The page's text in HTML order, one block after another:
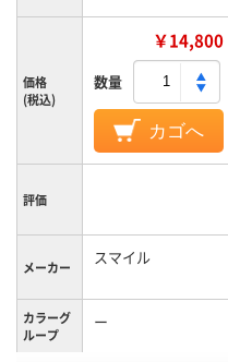
価格
(税込)
￥14,800
数量
カゴへ
評価
メーカー スマイル
カラーグ
ループ
ー